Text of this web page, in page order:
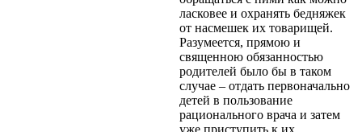
ласковее и охранять бедняжек
от насмешек их товарищей.
Разумеется, прямою и
священною обязанностью
родителей было бы в таком
случае – отдать первоначально
детей в пользование
рационального врача и затем
уже приступить к их